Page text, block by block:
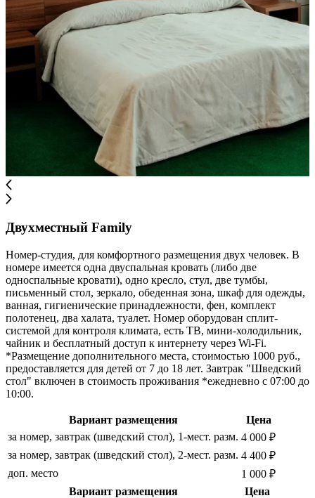
Двухместный Family
Номер-студия, для комфортного размещения двух человек. В
номере имеется одна двуспальная кровать (либо две
односпальные кровати), одно кресло, стул, две тумбы,
письменный стол, зеркало, обеденная зона, шкаф для одежды,
ванная, гигиенические принадлежности, фен, комплект
полотенец, два халата, туалет. Номер оборудован сплит-
системой для контроля климата, есть ТВ, мини-холодильник,
чайник и бесплатный доступ к интернету через Wi-Fi.
*Размещение дополнительного места, стоимостью 1000 руб.,
предоставляется для детей от 7 до 18 лет. Завтрак "Шведский
стол" включен в стоимость проживания *ежедневно с 07:00 до
10:00.
Вариант размещения
Цена
за номер, завтрак (шведский стол), 1-мест. разм. 4 000 ₽
за номер, завтрак (шведский стол), 2-мест. разм. 4 400 ₽
доп. место
1 000 ₽
Вариант размещения
Цена